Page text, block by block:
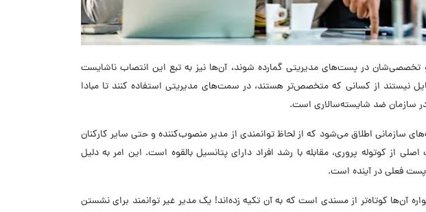
تخصصی‌شان در پست‌های مدیریتی گمارده شوند، آن‌ها نیز به ‌تبع این انتصاب ناشایست
نیستند از کسانی که متخصص‌تر هستند، در سمت‌های مدیریتی استفاده کنند تا مبادا
در سازمان ضد شایسته‌سالاری است.
سازمانی اطلاق می‌شود که از لحاظ توانمندی از مدیر منصوب‌کننده و حتی سایر کارکنان
از کوتوله پروری، مقابله با رشد افراد دارای پتانسیل بالقوه است. این امر به دلیل
فعلی در آینده است.
آن‌ها کوتاه‌تر از مسندی است که به آن تکیه ‌زده‌اند! یک مدیر غیر توانمند برای نشستن